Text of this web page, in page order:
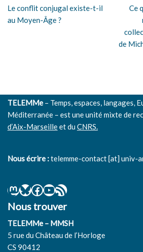
Le conflit conjugal existe-t-il
au Moyen-Âge ?
Ce
de
TELEMMe – Temps, espaces, langages,
Méditerranée – est une unité mixte de
d’Aix-Marseilleet duCNRS.
Nous écrire :telemme-contact [at] univ-
Nous trouver
TELEMMe – MMSH
5 rue du Château de l’Horloge
CS 90412